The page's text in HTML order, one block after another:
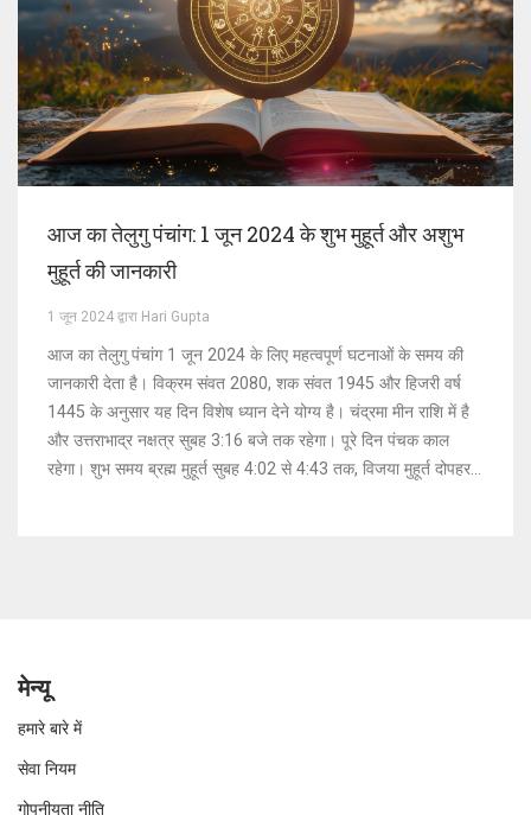
आज का तेलुगु पंचांग: 1 जून 2024 के शुभ मुहूर्त और अशुभ
मुहूर्त की जानकारी
1 जून 2024 द्वारा Hari Gupta
आज का तेलुगु पंचांग 1 जून 2024 के लिए महत्वपूर्ण घटनाओं के समय की
जानकारी देता है। विक्रम संवत 2080, शक संवत 1945 और हिजरी वर्ष
1445 के अनुसार यह दिन विशेष ध्यान देने योग्य है। चंद्रमा मीन राशि में है
और उत्तराभाद्र नक्षत्र सुबह 3:16 बजे तक रहेगा। पूरे दिन पंचक काल
रहेगा। शुभ समय ब्रह्म मुहूर्त सुबह 4:02 से 4:43 तक, विजया मुहूर्त दोपहर
मेन्यू
हमारे बारे में
सेवा नियम
गोपनीयता नीति